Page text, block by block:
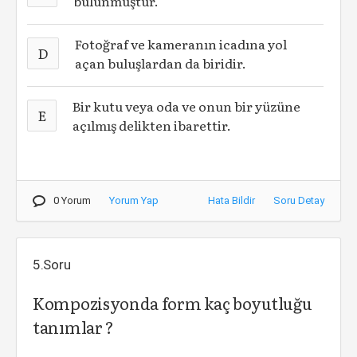
D
Fotoğraf ve kameranın icadına yol
açan buluşlardan da biridir.
E
Bir kutu veya oda ve onun bir yüzüne
açılmış delikten ibarettir.
0 Yorum Yorum Yap Hata Bildir Soru Detay
5.Soru
Kompozisyonda form kaç boyutluğu
tanımlar ?